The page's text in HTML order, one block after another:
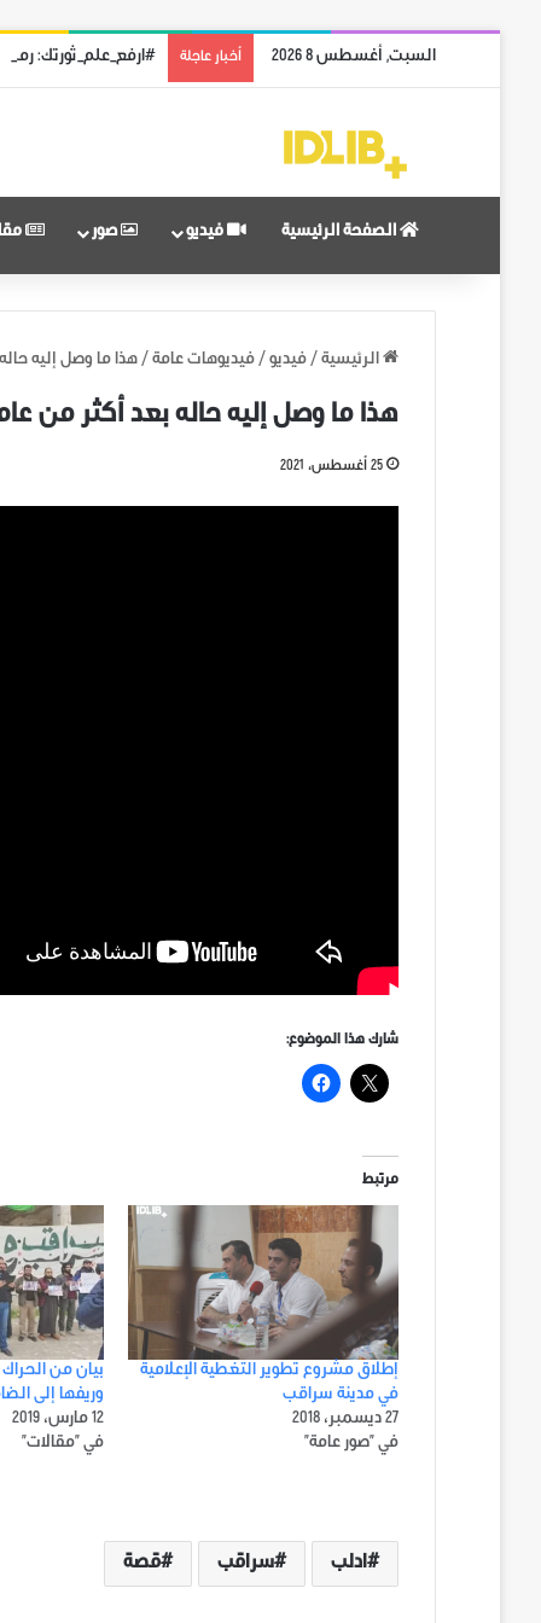
السبت, أغسطس 8 2026 أخبار عاجلة #ارفع_علم_ثورتك:
الصفحة الرئيسية فيديو صور
الرئيسية / فيديو / فيديوهات عامة / هذا ما وصل إليه
هذا ما وصل إليه حاله بعد أكثر من
25 أغسطس، 2021
شارك هذا الموضوع:
مرتبط
إطلاق مشروع تطوير التغطية الإعلامية
في مدينة سراقب
27 ديسمبر، 2018
في "صور عامة"
بيان من
وريفها إلى
12 مارس، 2019
في "مقالات"
ادلب سراقب قصة